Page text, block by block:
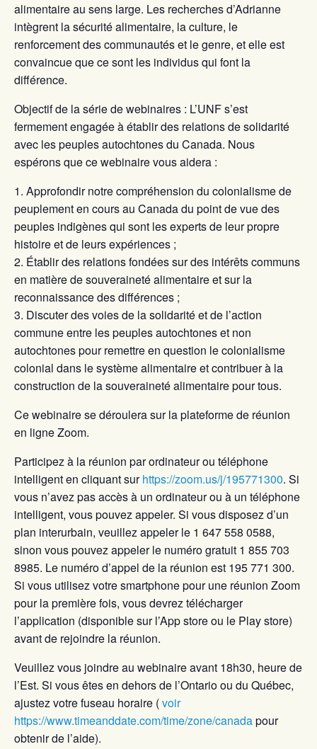
alimentaire au sens large. Les recherches d’Adrianne
intègrent la sécurité alimentaire, la culture, le
renforcement des communautés et le genre, et elle est
convaincue que ce sont les individus qui font la
différence.
Objectif de la série de webinaires : L’UNF s’est
fermement engagée à établir des relations de solidarité
avec les peuples autochtones du Canada. Nous
espérons que ce webinaire vous aidera :
Approfondir notre compréhension du colonialisme de
peuplement en cours au Canada du point de vue des
peuples indigènes qui sont les experts de leur propre
histoire et de leurs expériences ;
Établir des relations fondées sur des intérêts communs
en matière de souveraineté alimentaire et sur la
reconnaissance des différences ;
Discuter des voies de la solidarité et de l’action
commune entre les peuples autochtones et non
autochtones pour remettre en question le colonialisme
colonial dans le système alimentaire et contribuer à la
construction de la souveraineté alimentaire pour tous.
Ce webinaire se déroulera sur la plateforme de réunion
en ligne Zoom.
Participez à la réunion par ordinateur ou téléphone
intelligent en cliquant surhttps://zoom.us/j/195771300. Si
vous n’avez pas accès à un ordinateur ou à un téléphone
intelligent, vous pouvez appeler. Si vous disposez d’un
plan interurbain, veuillez appeler le 1 647 558 0588,
sinon vous pouvez appeler le numéro gratuit 1 855 703
8985. Le numéro d’appel de la réunion est 195 771 300.
Si vous utilisez votre smartphone pour une réunion Zoom
pour la première fois, vous devrez télécharger
l’application (disponible sur l’App store ou le Play store)
avant de rejoindre la réunion.
Veuillez vous joindre au webinaire avant 18h30, heure de
l’Est. Si vous êtes en dehors de l’Ontario ou du Québec,
ajustez votre fuseau horaire (voir
https://www.timeanddate.com/time/zone/canadapour
obtenir de l’aide).